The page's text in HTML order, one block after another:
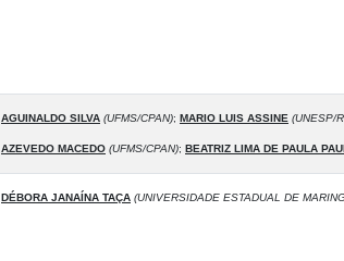
AGUINALDO SILVA (UFMS/CPAN); MARIO LUIS ASSINE (UNESP/
AZEVEDO MACEDO (UFMS/CPAN); BEATRIZ LIMA DE PAULA
DÉBORA JANAÍNA TAÇA (UNIVERSIDADE ESTADUAL DE